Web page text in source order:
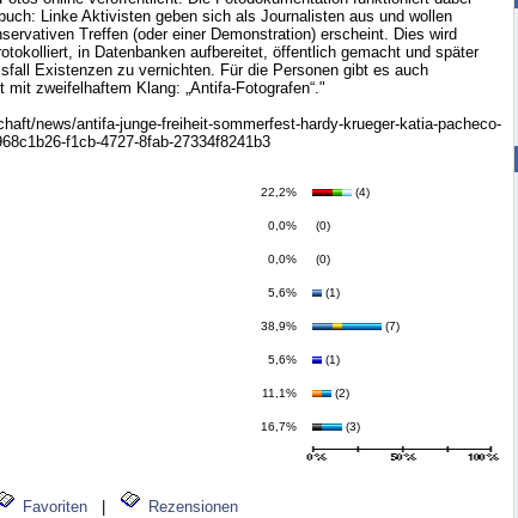
Linke Aktivisten geben sich als Journalisten aus und wollen
Treffen (oder einer Demonstration) erscheint. Dies wird
in Datenbanken aufbereitet, öffentlich gemacht und später
Existenzen zu vernichten. Für die Personen gibt es auch
zweifelhaftem Klang: „Antifa-Fotografen“."
news/antifa-junge-freiheit-sommerfest-hardy-krueger-katia-pacheco-
f1cb-4727-8fab-27334f8241b3
22,2% (4)
0,0% (0)
0,0% (0)
5,6% (1)
38,9% (7)
5,6% (1)
11,1% (2)
16,7% (3)
Favoriten Rezensionen